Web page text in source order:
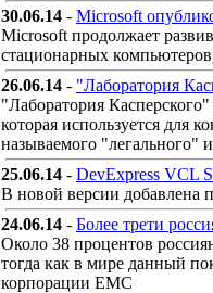
30.06.14 - Microsoft
Microsoft продолжает
стационарных
26.06.14 - "Лаборатория
"Лаборатория
которая используется для
называемого "легального"
25.06.14 - DevExpress VCL
В новой версии добавлена
24.06.14 - Более трети
Около 38 процентов
тогда как в мире данный
корпорации EMC